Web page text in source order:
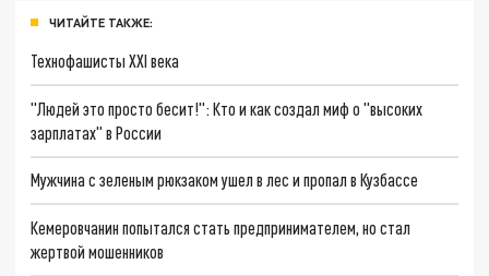
ЧИТАЙТЕ ТАКЖЕ:
Технофашисты XXI века
"Людей это просто бесит!": Кто и как создал миф о "высоких
зарплатах" в России
Мужчина с зеленым рюкзаком ушел в лес и пропал в Кузбассе
Кемеровчанин попытался стать предпринимателем, но стал
жертвой мошенников